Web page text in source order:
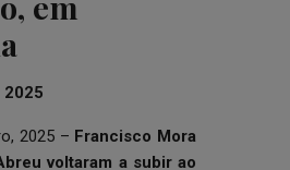
2025
2025 – Francisco Mora
voltaram a subir ao